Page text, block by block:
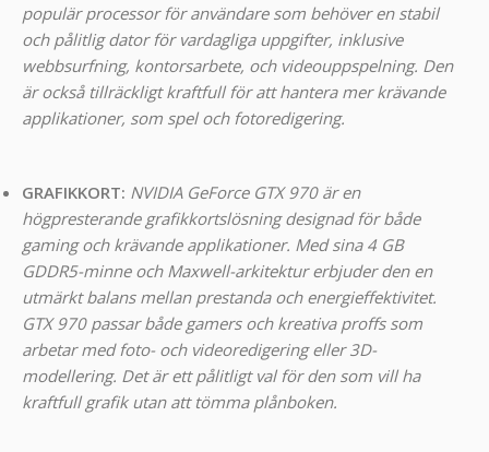
populär processor för användare som behöver en stabil
och pålitlig dator för vardagliga uppgifter, inklusive
webbsurfning, kontorsarbete, och videouppspelning. Den
är också tillräckligt kraftfull för att hantera mer krävande
applikationer, som spel och fotoredigering.
GRAFIKKORT: NVIDIA GeForce GTX 970 är en
högpresterande grafikkortslösning designad för både
gaming och krävande applikationer. Med sina 4 GB
GDDR5-minne och Maxwell-arkitektur erbjuder den en
utmärkt balans mellan prestanda och energieffektivitet.
GTX 970 passar både gamers och kreativa proffs som
arbetar med foto- och videoredigering eller 3D-
modellering. Det är ett pålitligt val för den som vill ha
kraftfull grafik utan att tömma plånboken.